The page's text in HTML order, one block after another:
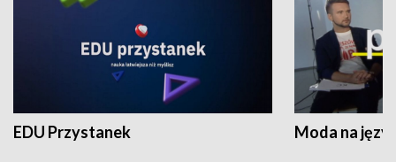
EDU Przystanek Moda na